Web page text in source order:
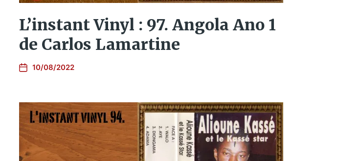
L’instant Vinyl : 97. Angola Ano 1
de Carlos Lamartine
10/08/2022